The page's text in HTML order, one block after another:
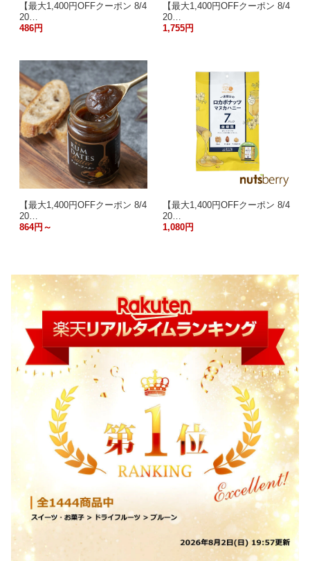
【最大1,400円OFFクーポン 8/4
20…
486円
【最大1,400円OFFクーポン 8/4
20…
1,755円
【最大1,400円OFFクーポン 8/4
20…
864円～
【最大1,400円OFFクーポン 8/4
20…
1,080円